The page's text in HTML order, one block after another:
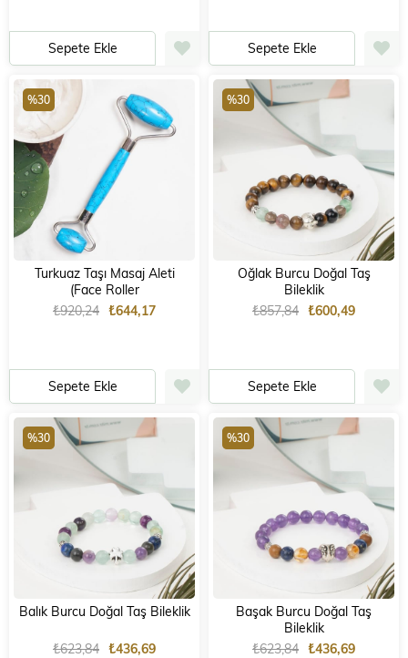
Sepete Ekle Sepete Ekle
Turkuaz Taşı Masaj Aleti
(Face Roller
₺644,17
₺920,24
Sepete Ekle
%30
Oğlak Burcu Doğal Taş
Bileklik
₺600,49
₺857,84
Sepete Ekle
%30
Balık Burcu Doğal Taş Bileklik
₺436,69
₺623,84
%30
Başak Burcu Doğal Taş
Bileklik
₺436,69
₺623,84
%30